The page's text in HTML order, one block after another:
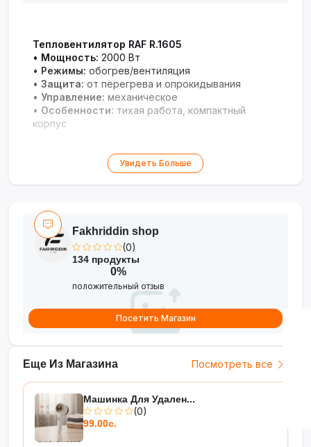
Тепловентилятор RAF R.1605
• Мощность: 2000 Вт
• Режимы: обогрев/вентиляция
• Защита: от перегрева и опрокидывания
• Управление: механическое
• Особенности: тихая работа, компактный
корпус
Увидеть Больше
Еще Из Магазина Посмотреть все
Машинка Для Удален...
(0)
99.00с.
Fakhriddin shop
(0)
134 продукты
0%
положительный отзыв
Посетить Магазин